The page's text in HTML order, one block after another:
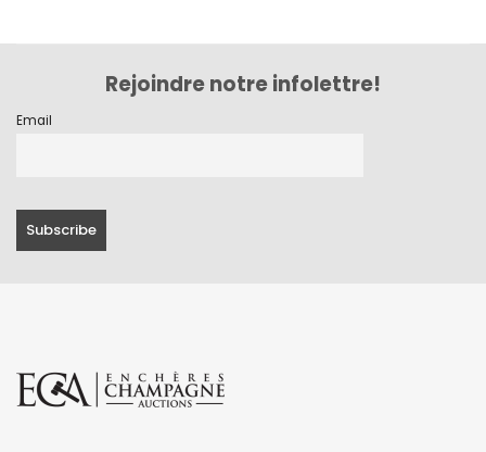
juillet 2023
mai 2023
mars 2023
octobre 2022
Rejoindre notre infolettre!
Email